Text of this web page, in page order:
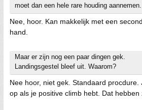
moet dan een hele rare houding aannemen.
Nee, hoor. Kan makkelijk met een
hand.
Maar er zijn nog een paar dingen gek.
Landingsgestel bleef uit. Waarom?
Nee hoor, niet gek. Standaard
op als je positive climb hebt. Dat hebben